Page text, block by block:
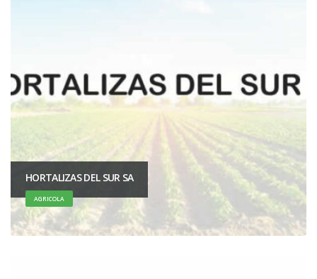
HORTALIZAS DEL SUR SA
AGRICOLA